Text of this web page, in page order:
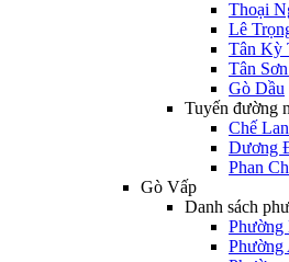
Thoại
Lê
Tân Kỳ
Tân
Gò Dầu
Tuyến đường
Chế
Dương
Phan
Gò Vấp
Danh sách
Phường
Phường